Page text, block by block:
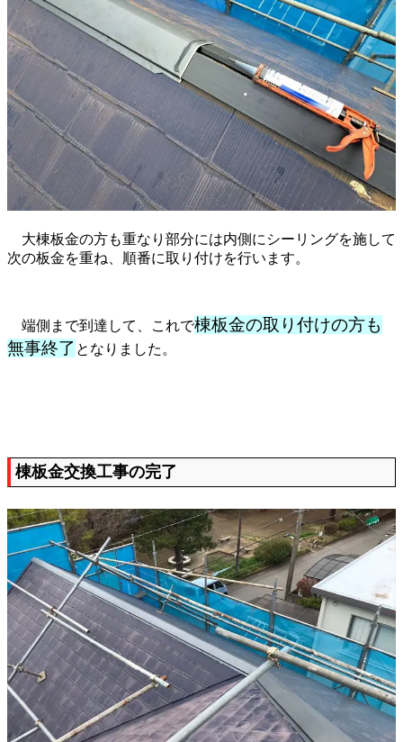
大棟板金の方も重なり部分には内側にシーリングを施して
次の板金を重ね、順番に取り付けを行います。
端側まで到達して、これで棟板金の取り付けの方も
無事終了 となりました。
棟板金交換工事の完了